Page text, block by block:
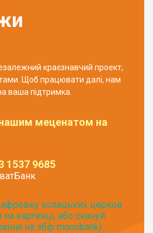
краєзнавчий проект,
Щоб працювати далі, нам
ваша підтримка.
меценатом на
1537 9685
козацьких церков
на картинці, або скануй
на збір monobank):